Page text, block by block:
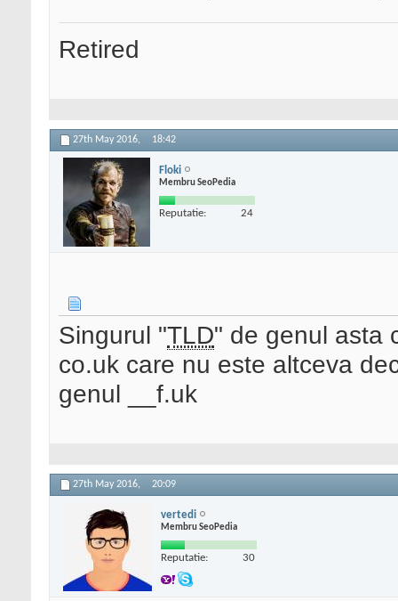
Retired
27th May 2016, 18:42
Floki
Membru SeoPedia
Reputatie: 24
Singurul "TLD" de genul asta
co.uk care nu este altceva
genul __f.uk
27th May 2016, 20:09
vertedi
Membru SeoPedia
Reputatie: 30